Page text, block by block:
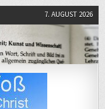
7. AUGUST 2026